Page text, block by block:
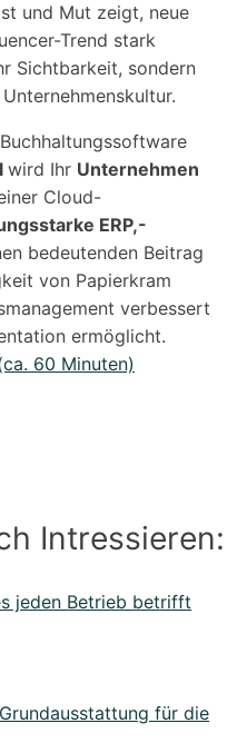
und Mut zeigt, neue
Trend stark
Sichtbarkeit, sondern
wird Ihr Unternehmen
Cloud-
ERP,-
bedeutenden Beitrag
von Papierkram
verbessert
ermöglicht.
60 Minuten)
Intressieren:
jeden Betrieb betrifft
für die